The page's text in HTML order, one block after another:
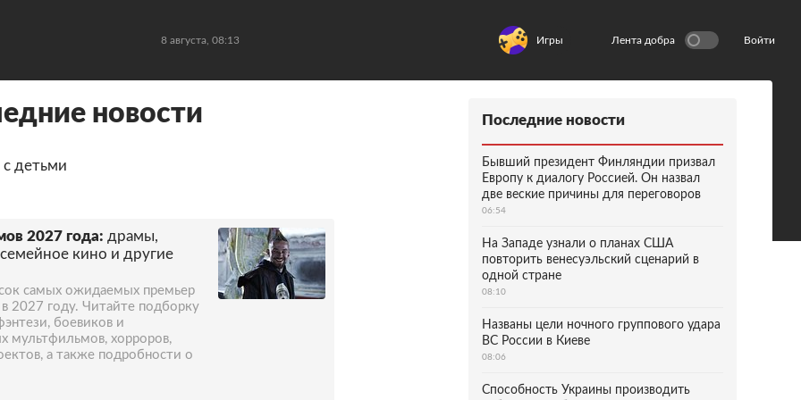
8 августа, 08:13 Игры Лента добра Войти
новости
детьми
2027 года: драмы,
кино и другие
самых ожидаемых премьер
2027 году. Читайте подборку
боевиков и
мультфильмов, хорроров,
а также подробности о
Последние новости
Бывший президент Финляндии призвал
Европу к диалогу Россией. Он назвал
две веские причины для переговоров
06:54
На Западе узнали о планах США
повторить венесуэльский сценарий в
одной стране
08:10
Названы цели ночного группового удара
ВС России в Киеве
08:06
Способность Украины производить